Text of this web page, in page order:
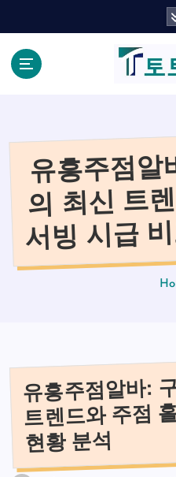
유흥주점알
의 최신 트
서빙 시급
유흥주점알바:
트렌드와 주점
현황 분석